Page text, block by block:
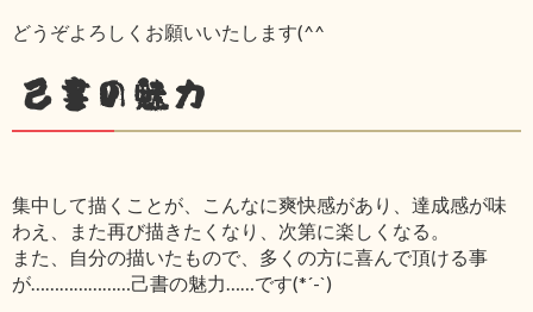
どうぞよろしくお願いいたします(^^ゞ
己書の魅力
集中して描くことが、こんなに爽快感があり、達成感が味
わえ、また再び描きたくなり、次第に楽しくなる。
また、自分の描いたもので、多くの方に喜んで頂ける事
が…………………己書の魅力……です(*´-`)